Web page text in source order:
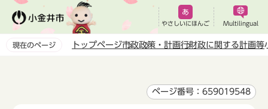
ペ
やさしいにほんご Multilingual
現在のページ トップページ市政政策・計画行財政に関する計画等
ページ番号：659019548